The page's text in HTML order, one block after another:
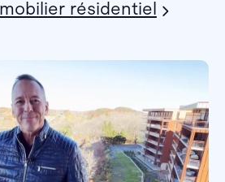
résidentiel